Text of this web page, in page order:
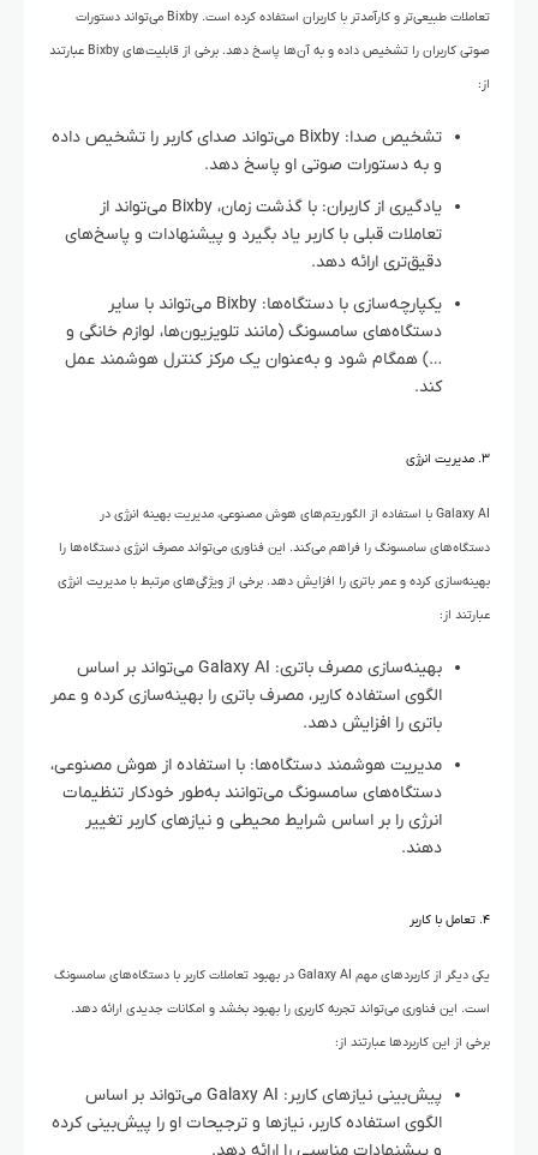
تعاملات طبیعی‌تر و کارآمدتر با کاربران استفاده کرده است. Bixby می‌تواند دستورات
صوتی کاربران را تشخیص داده و به آن‌ها پاسخ دهد. برخی از قابلیت‌های Bixby عبارتند
از:
تشخیص صدا: Bixby می‌تواند صدای کاربر را تشخیص داده
و به دستورات صوتی او پاسخ دهد.
یادگیری از کاربران: با گذشت زمان، Bixby می‌تواند از
تعاملات قبلی با کاربر یاد بگیرد و پیشنهادات و پاسخ‌های
دقیق‌تری ارائه دهد.
یکپارچه‌سازی با دستگاه‌ها: Bixby می‌تواند با سایر
دستگاه‌های سامسونگ (مانند تلویزیون‌ها، لوازم خانگی و
…) همگام شود و به‌عنوان یک مرکز کنترل هوشمند عمل
کند.
۳. مدیریت انرژی
Galaxy AI با استفاده از الگوریتم‌های هوش مصنوعی، مدیریت بهینه انرژی در
دستگاه‌های سامسونگ را فراهم می‌کند. این فناوری می‌تواند مصرف انرژی دستگاه‌ها را
بهینه‌سازی کرده و عمر باتری را افزایش دهد. برخی از ویژگی‌های مرتبط با مدیریت انرژی
عبارتند از:
بهینه‌سازی مصرف باتری: Galaxy AI می‌تواند بر اساس
الگوی استفاده کاربر، مصرف باتری را بهینه‌سازی کرده و عمر
باتری را افزایش دهد.
مدیریت هوشمند دستگاه‌ها: با استفاده از هوش مصنوعی،
دستگاه‌های سامسونگ می‌توانند به‌طور خودکار تنظیمات
انرژی را بر اساس شرایط محیطی و نیازهای کاربر تغییر
دهند.
۴. تعامل با کاربر
یکی دیگر از کاربردهای مهم Galaxy AI در بهبود تعاملات کاربر با دستگاه‌های سامسونگ
است. این فناوری می‌تواند تجربه کاربری را بهبود بخشد و امکانات جدیدی ارائه دهد.
برخی از این کاربردها عبارتند از:
پیش‌بینی نیازهای کاربر: Galaxy AI می‌تواند بر اساس
الگوی استفاده کاربر، نیازها و ترجیحات او را پیش‌بینی کرده